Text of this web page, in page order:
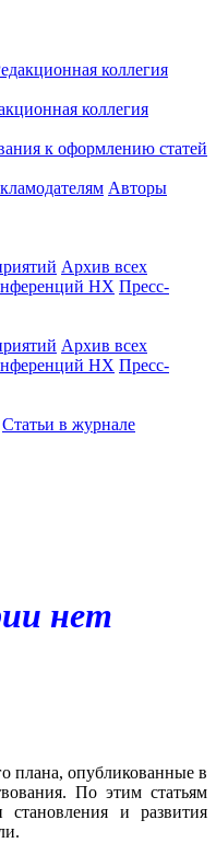
коллегия
коллегия
к оформлению статей
Авторы
Архив всех
НХ Пресс-
Архив всех
НХ Пресс-
Статьи в журнале
нет
плана, опубликованные в
По этим статьям
и развития